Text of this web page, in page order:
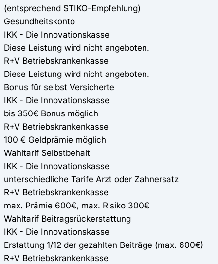
(entsprechend STIKO-Empfehlung)
Gesundheitskonto
IKK - Die Innovationskasse
Diese Leistung wird nicht angeboten.
R+V Betriebskrankenkasse
Diese Leistung wird nicht angeboten.
Bonus für selbst Versicherte
IKK - Die Innovationskasse
bis 350€ Bonus möglich
R+V Betriebskrankenkasse
100 € Geldprämie möglich
Wahltarif Selbstbehalt
IKK - Die Innovationskasse
unterschiedliche Tarife Arzt oder Zahnersatz
R+V Betriebskrankenkasse
max. Prämie 600€, max. Risiko 300€
Wahltarif Beitragsrückerstattung
IKK - Die Innovationskasse
Erstattung 1/12 der gezahlten Beiträge (max. 600€)
R+V Betriebskrankenkasse